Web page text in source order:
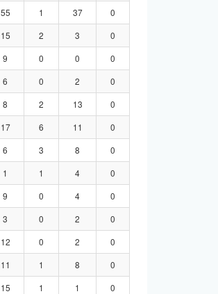
55 1 37
0
15 2 3
0
9 0 0
0
6 0 2
0
8 2 13
0
17 6 11
0
6 3 8
0
1 1 4
0
9 0 4
0
3 0 2
0
12 0 2
0
11 1 8
0
15 1 1
0